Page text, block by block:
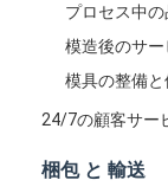
Overmolding
oemの射出
射出成形を
電子工学の射
プロセス中
模造後のサー
模具の整備と
24/7の顧客サー
梱包 と 輸送